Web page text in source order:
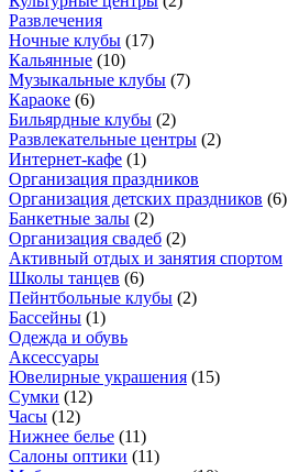
Развлечения
Ночные клубы (17)
Кальянные (10)
Музыкальные клубы (7)
Караоке (6)
Бильярдные клубы (2)
Развлекательные центры (2)
Интернет-кафе (1)
Организация праздников
Организация детских праздников (6)
Банкетные залы (2)
Организация свадеб (2)
Активный отдых и занятия спортом
Школы танцев (6)
Пейнтбольные клубы (2)
Бассейны (1)
Одежда и обувь
Аксессуары
Ювелирные украшения (15)
Сумки (12)
Часы (12)
Нижнее белье (11)
Салоны оптики (11)